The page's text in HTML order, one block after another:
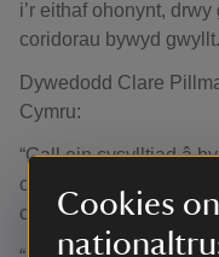
Cookies on
i’r eithaf ohonynt,
coridorau bywyd gwyllt.
Dywedodd Clare
Cymru:
“Gall ein cysylltiad â
chwarae rôl allweddol
cyffredinol.”